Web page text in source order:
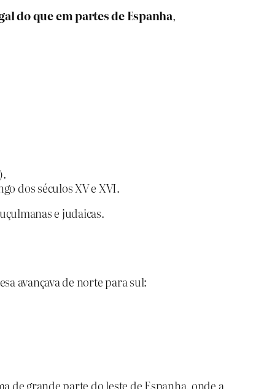
do que em partes de Espanha,
dos séculos XV e XVI.
e judaicas.
avançava de norte para sul:
de grande parte do leste de Espanha, onde a